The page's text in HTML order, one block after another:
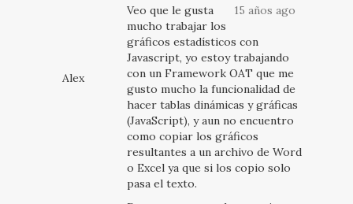
Alex
15 años ago
Veo que le gusta
mucho trabajar los
gráficos estadísticos con
Javascript, yo estoy trabajando
con un Framework OAT que me
gusto mucho la funcionalidad de
hacer tablas dinámicas y gráficas
(JavaScript), y aun no encuentro
como copiar los gráficos
resultantes a un archivo de Word
o Excel ya que si los copio solo
pasa el texto.